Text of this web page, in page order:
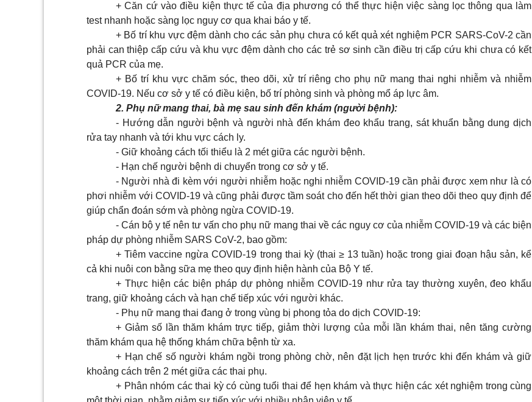
+ Căn cứ vào điều kiện thực tế của địa phương có thể thực hiện việc sàng lọc thông qua làm
test nhanh hoặc sàng lọc nguy cơ qua khai báo y tế.
+ Bố trí khu vực đệm dành cho các sản phụ chưa có kết quả xét nghiệm PCR SARS-CoV-2 cần
phải can thiệp cấp cứu và khu vực đệm dành cho các trẻ sơ sinh cần điều trị cấp cứu khi chưa có kết
quả PCR của mẹ.
+ Bố trí khu vực chăm sóc, theo dõi, xử trí riêng cho phụ nữ mang thai nghi nhiễm và nhiễm
COVID-19. Nếu cơ sở y tế có điều kiện, bố trí phòng sinh và phòng mổ áp lực âm.
2. Phụ nữ mang thai, bà mẹ sau sinh đến khám (người bệnh):
- Hướng dẫn người bệnh và người nhà đến khám đeo khẩu trang, sát khuẩn bằng dung dịch
rửa tay nhanh và tới khu vực cách ly.
- Giữ khoảng cách tối thiểu là 2 mét giữa các người bệnh.
- Hạn chế người bệnh di chuyển trong cơ sở y tế.
- Người nhà đi kèm với người nhiễm hoặc nghi nhiễm COVID-19 cần phải được xem như là có
phơi nhiễm với COVID-19 và cũng phải được tầm soát cho đến hết thời gian theo dõi theo quy định để
giúp chẩn đoán sớm và phòng ngừa COVID-19.
- Cán bộ y tế nên tư vấn cho phụ nữ mang thai về các nguy cơ của nhiễm COVID-19 và các biện
pháp dự phòng nhiễm SARS CoV-2, bao gồm:
+ Tiêm vaccine ngừa COVID-19 trong thai kỳ (thai ≥ 13 tuần) hoặc trong giai đoạn hậu sản, kể
cả khi nuôi con bằng sữa mẹ theo quy định hiện hành của Bộ Y tế.
+ Thực hiện các biện pháp dự phòng nhiễm COVID-19 như rửa tay thường xuyên, đeo khẩu
trang, giữ khoảng cách và hạn chế tiếp xúc với người khác.
- Phụ nữ mang thai đang ở trong vùng bị phong tỏa do dịch COVID-19:
+ Giảm số lần thăm khám trực tiếp, giảm thời lượng của mỗi lần khám thai, nên tăng cường
thăm khám qua hệ thống khám chữa bệnh từ xa.
+ Hạn chế số người khám ngồi trong phòng chờ, nên đặt lịch hẹn trước khi đến khám và giữ
khoảng cách trên 2 mét giữa các thai phụ.
+ Phân nhóm các thai kỳ có cùng tuổi thai để hẹn khám và thực hiện các xét nghiệm trong cùng